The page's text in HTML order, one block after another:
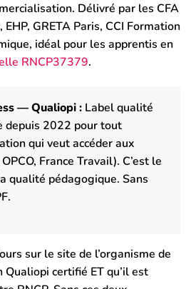
Délivré par les CFA
GRETA Paris, CCI Formation
idéal pour les apprentis en
RNCP37379.
— Qualiopi : Label qualité
depuis 2022 pour tout
qui veut accéder aux
France Travail). C’est le
qualité pédagogique. Sans
sur le site de l’organisme de
certifié ET qu’il est